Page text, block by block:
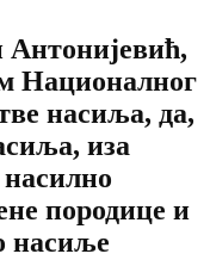
Националног
насиља, да,
иза
насилно
породице и
насиље